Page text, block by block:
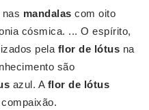
mandalas com oito
cósmica. ... O espírito,
pela flor de lótus na
são
azul. A flor de lótus